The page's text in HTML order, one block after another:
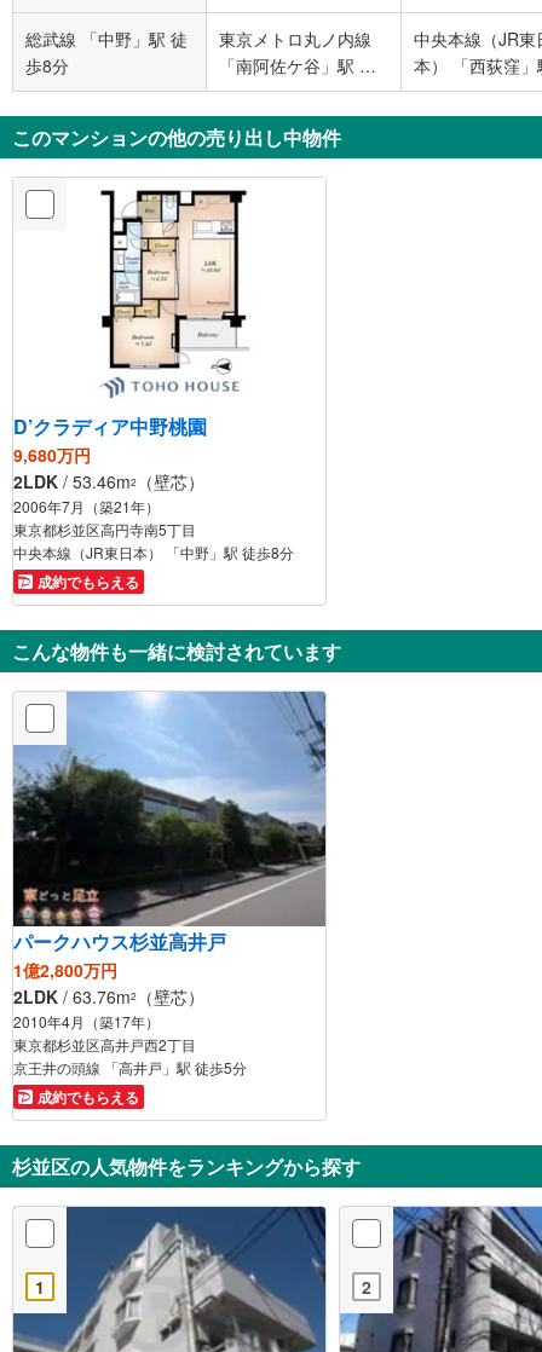
総武線 「中野」駅 徒
歩8分
東京メトロ丸ノ内線
「南阿佐ケ谷」駅 徒
歩4分
中央本線（JR東
本） 「西荻窪」
歩4分
このマンションの他の売り出し中物件
D’クラディア中野桃園
9,680万円
2LDK / 53.46m2 （壁芯）
2006年7月（築21年）
東京都杉並区高円寺南5丁目
中央本線（JR東日本） 「中野」駅 徒歩8分
成約でもらえる
こんな物件も一緒に検討されています
パークハウス杉並高井戸
1億2,800万円
2LDK / 63.76m2 （壁芯）
2010年4月（築17年）
東京都杉並区高井戸西2丁目
京王井の頭線 「高井戸」駅 徒歩5分
成約でもらえる
杉並区の人気物件をランキングから探す
1 2